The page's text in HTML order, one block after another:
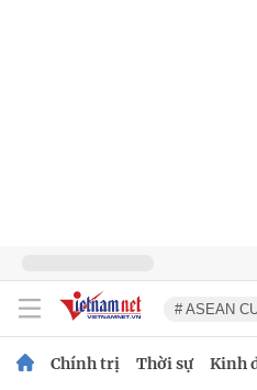
# ASEAN
Chính trị Thời sự Kinh